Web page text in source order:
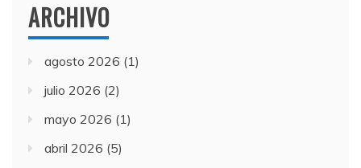
ARCHIVO
agosto 2026 (1)
julio 2026 (2)
mayo 2026 (1)
abril 2026 (5)